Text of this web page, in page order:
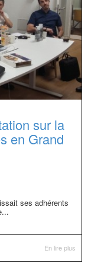
sur la
en Grand
ses adhérents
En lire plus